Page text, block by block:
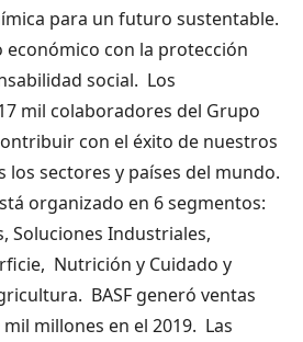
para un futuro sustentable.
económico con la protección
social. Los
mil colaboradores del Grupo
con el éxito de nuestros
los sectores y países del mundo.
organizado en 6 segmentos:
Soluciones Industriales,
Nutrición y Cuidado y
BASF generó ventas
millones en el 2019. Las